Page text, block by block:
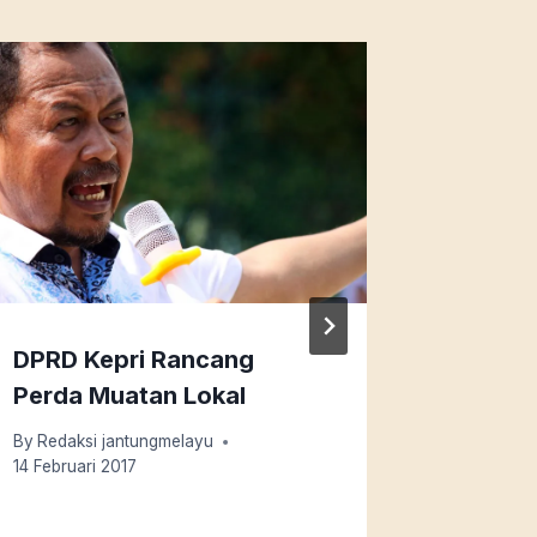
DPRD Kepri Rancang
Perda Muatan Lokal
By Redaksi jantungmelayu
14 Februari 2017